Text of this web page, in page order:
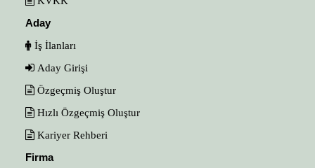
Aday
İş İlanları
Aday Girişi
Özgeçmiş Oluştur
Hızlı Özgeçmiş Oluştur
Kariyer Rehberi
Firma